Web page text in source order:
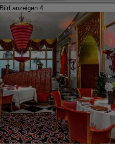
Bild anzeigen 4